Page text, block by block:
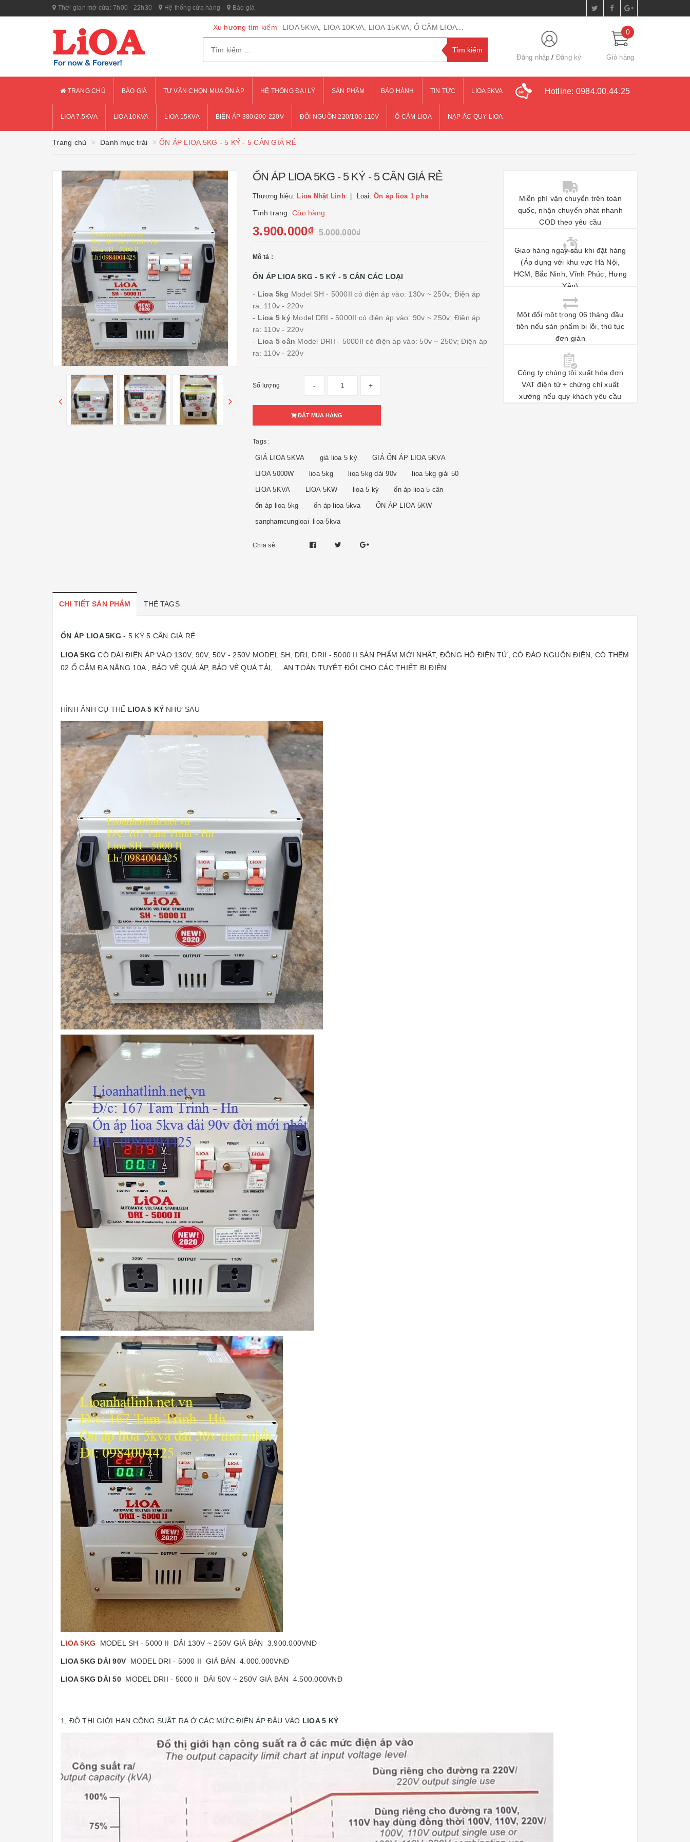
Thời gian mở cửa: 7h00 - 22h30 Hệ thống cửa hàng Báo giá
Xu hướng tìm kiếm LIOA 5KVA, LIOA 10KVA, LIOA 15KVA, Ổ CẮM LIOA...
Đăng nhập Đăng ký
0
Giỏ hàng
TRANG CHỦ BÁO GIÁ TƯ VẤN CHỌN MUA ỔN ÁP HỆ THỐNG ĐẠI LÝ SẢN PHẨM BẢO HÀNH TIN TỨC LIOA 5KVA
LIOA 7.5KVA LIOA 10KVA LIOA 15KVA BIẾN ÁP 380/200-220V ĐỔI NGUỒN 220/100-110V Ổ CẮM LIOA NẠP ẮC QUY LIOA
Hotline: 0984.00.44.25
Trang chủ Danh mục trái ỔN ÁP LIOA 5KG - 5 KÝ - 5 CÂN GIÁ RẺ
ỔN ÁP LIOA 5KG - 5 KÝ - 5 CÂN GIÁ RẺ
Thương hiệu: Lioa Nhật Linh Loại: Ổn áp lioa 1 pha
Tình trạng: Còn hàng
3.900.000₫ 5.000.000₫
Mô tả :
ỔN ÁP LIOA 5KG - 5 KÝ - 5 CÂN CÁC LOẠI
- Lioa 5kg Model SH - 5000II có điện áp vào: 130v ~ 250v; Điện áp
ra: 110v - 220v
- Lioa 5 kýModel DRI - 5000II có điện áp vào: 90v ~ 250v; Điện áp
ra: 110v - 220v
- Lioa 5 cân Model DRII - 5000II có điện áp vào: 50v ~ 250v; Điện áp
ra: 110v - 220v
Số lượng - +
ĐẶT MUA HÀNG
Tags :
GIÁ LIOA 5KVA giá lioa 5 ký GIÁ ỔN ÁP LIOA 5KVA
LIOA 5000W lioa 5kg lioa 5kg dải 90v lioa 5kg giải 50
LIOA 5KVA LIOA 5KW lioa 5 ký ổn áp lioa 5 cân
ổn áp lioa 5kg ổn áp lioa 5kva ỔN ÁP LIOA 5KW
sanphamcungloai_lioa-5kva
Chia sẻ:
Miễn phí vận chuyển trên toàn
quốc, nhận chuyển phát nhanh
COD theo yêu cầu
Giao hàng ngay sau khi đặt hàng
(Áp dụng với khu vực Hà Nội,
HCM, Bắc Ninh, Vĩnh Phúc, Hưng
Yên)
Một đổi một trong 06 tháng đầu
tiên nếu sản phẩm bị lỗi, thủ tục
đơn giản
Công ty chúng tôi xuất hóa đơn
VAT điện tử + chứng chỉ xuất
xưởng nếu quý khách yêu cầu
CHI TIẾT SẢN PHẨM THẺ TAGS
ỔN ÁP LIOA 5KG - 5 KÝ 5 CÂN GIÁ RẺ
LIOA 5KG CÓ DẢI ĐIỆN ÁP VÀO 130V, 90V, 50V - 250V MODEL SH, DRI, DRII - 5000 II SẢN PHẨM MỚI NHẤT, ĐỒNG HỒ ĐIỆN TỬ, CÓ ĐẢO NGUỒN ĐIỆN, CÓ THÊM
02 Ổ CẮM ĐA NĂNG 10A , BẢO VỆ QUÁ ÁP, BẢO VỆ QUÁ TẢI, ... AN TOÀN TUYỆT ĐỐI CHO CÁC THIẾT BỊ ĐIỆN
HÌNH ẢNH CỤ THẾ LIOA 5 KÝ NHƯ SAU
LIOA 5KG MODEL SH - 5000 II DẢI 130V ~ 250V GIÁ BÁN 3.900.000VNĐ
LIOA 5KG DẢI 90V MODEL DRI - 5000 II GIÁ BÁN 4.000.000VNĐ
LIOA 5KG DẢI 50 MODEL DRII - 5000 II DẢI 50V ~ 250V GIÁ BÁN 4.500.000VNĐ
1, ĐỒ THỊ GIỚI HẠN CÔNG SUẤT RA Ở CÁC MỨC ĐIỆN ÁP ĐẦU VÀO LIOA 5 KÝ